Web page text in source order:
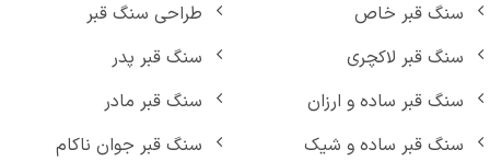
سنگ قبر خاص
سنگ قبر لاکچری
سنگ قبر ساده و ارزان
سنگ قبر ساده و شیک
طراحی سنگ قبر
سنگ قبر پدر
سنگ قبر مادر
سنگ قبر جوان ناکام